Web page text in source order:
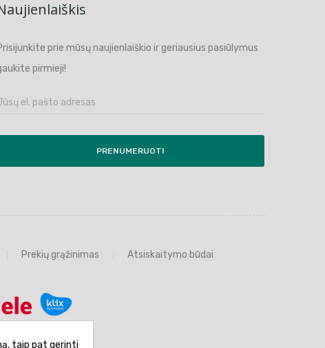
prie mūsų naujienlaiškio ir geriausius pasiūlymus
pirmieji!
PRENUMERUOTI
Prekių grąžinimas Atsiskaitymo būdai
taip pat gerinti